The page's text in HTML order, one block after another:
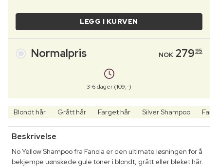
LEGG I KURVEN
Normalpris NOK 27995
3-6 dager (109,-)
Blondt hår Grått hår Farget hår Silver Shampoo
Beskrivelse
No Yellow Shampoo fra Fanola er den ultimate løsningen for å
bekjempe uønskede gule toner i blondt, grått eller bleket hår.